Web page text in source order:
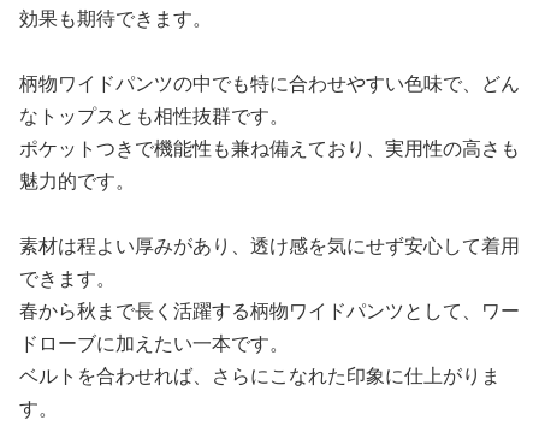
効果も期待できます。
柄物ワイドパンツの中でも特に合わせやすい色味で、どん
なトップスとも相性抜群です。
ポケットつきで機能性も兼ね備えており、実用性の高さも
魅力的です。
素材は程よい厚みがあり、透け感を気にせず安心して着用
できます。
春から秋まで長く活躍する柄物ワイドパンツとして、ワー
ドローブに加えたい一本です。
ベルトを合わせれば、さらにこなれた印象に仕上がりま
す。